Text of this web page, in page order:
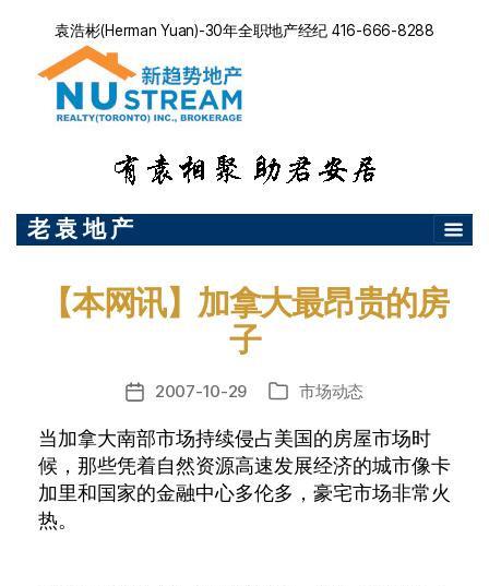
袁浩彬(Herman Yuan)-30年全职地产经纪 416-666-8288
老 袁 地 产
【本网讯】加拿大最昂贵的房
子
发
日
期
2007-10-29
分 市场动态
当加拿大南部市场持续侵占美国的房屋市场时
候，那些凭着自然资源高速发展经济的城市像卡
加里和国家的金融中心多伦多，豪宅市场非常火
热。